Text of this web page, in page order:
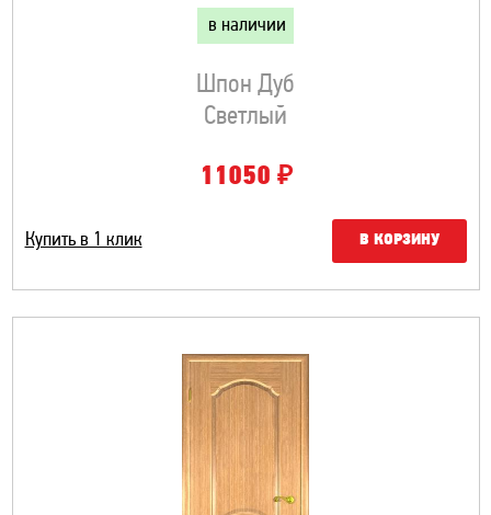
в наличии
Шпон Дуб
Светлый
11050 ₽
Купить в 1 клик В КОРЗИНУ